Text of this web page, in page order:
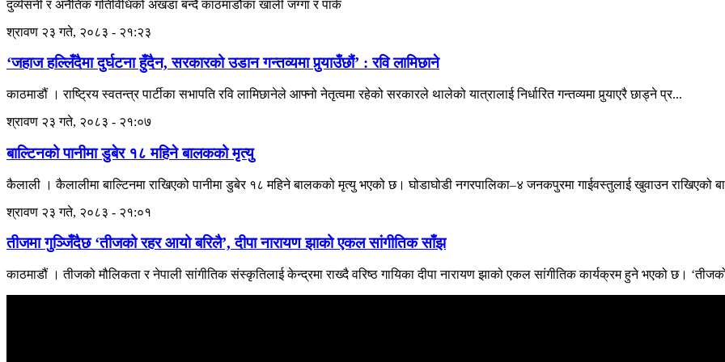
दुर्व्यसनी र अनैतिक गतिविधिको अखडा बन्दै काठमाडौंका खाली जग्गा र पार्क
श्रावण २३ गते, २०८३ - २१:२३
‘जहाज हल्लिँदैमा दुर्घटना हुँदैन, सरकारको उडान गन्तव्यमा पुर्‍याउँछौं’ : रवि लामिछाने
काठमाडौं । राष्ट्रिय स्वतन्त्र पार्टीका सभापति रवि लामिछानेले आफ्नो नेतृत्वमा रहेको सरकारले थालेको यात्रालाई निर्धारित गन्तव्यमा पुर्‍याएरै छाड्ने प्र...
श्रावण २३ गते, २०८३ - २१:०७
बाल्टिनको पानीमा डुबेर १८ महिने बालकको मृत्यु
कैलाली । कैलालीमा बाल्टिनमा राखिएको पानीमा डुबेर १८ महिने बालकको मृत्यु भएको छ। घोडाघोडी नगरपालिका–४ जनकपुरमा गाईवस्तुलाई खुवाउन राखिएको
श्रावण २३ गते, २०८३ - २१:०१
तीजमा गुञ्जिँदैछ ‘तीजको रहर आयो बरिलै’, दीपा नारायण झाको एकल सांगीतिक साँझ
काठमाडौं । तीजको मौलिकता र नेपाली सांगीतिक संस्कृतिलाई केन्द्रमा राख्दै वरिष्ठ गायिका दीपा नारायण झाको एकल सांगीतिक कार्यक्रम हुने भएको छ।